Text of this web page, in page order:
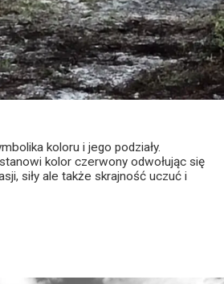
koloru i jego podziały.
kolor czerwony odwołując się
siły ale także skrajność uczuć i